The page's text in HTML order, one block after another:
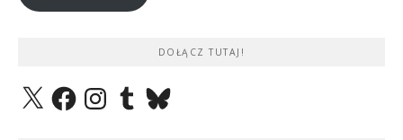
DOŁĄCZ TUTAJ!
X FacebookInstagramTumblrBluesky